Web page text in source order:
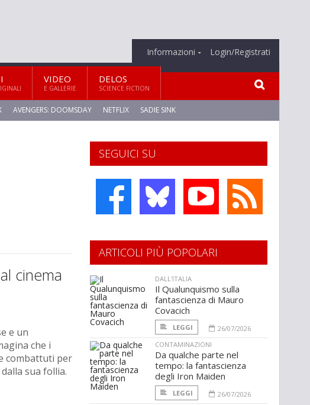
Informazioni Login/Registrati
VIDEO
E GALLERIE
DELOS
SCIENCE FICTION
AVENGERS: DOOMSDAY NETFLIX SADIE SINK
cinema
e un
che i
combattuti per
sua follia.
SEGUICI SU
ARTICOLI PIÙ POPOLARI
DALL'ITALIA
Il Qualunquismo sulla
fantascienza di Mauro
Covacich
LEGGI
26/07/2026
CONTAMINAZIONI
Da qualche parte nel
tempo: la fantascienza
degli Iron Maiden
LEGGI
26/07/2026